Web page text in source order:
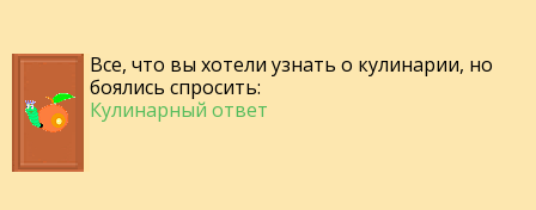
Все, что вы хотели узнать о кулинарии, но
боялись спросить:
Кулинарный ответ